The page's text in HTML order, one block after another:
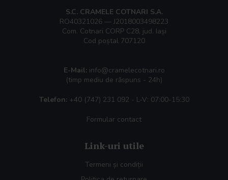
S.C. CRAMELE COTNARI S.A.
RO40321026 — J2018003498223
Com. Cotnari CORP C28, jud. Iași
Cod poștal 707120
E-Mail: info@cramelecotnari.ro
(timp mediu de răspuns - 24h)
Telefon: +40 (747) 231 092 - L-V: 07:00-15:30
Formular contact
Link-uri utile
Termeni și condiții